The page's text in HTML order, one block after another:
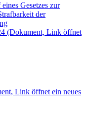
Gesetzes zur
der
(Dokument, Link öffnet
Link öffnet ein neues